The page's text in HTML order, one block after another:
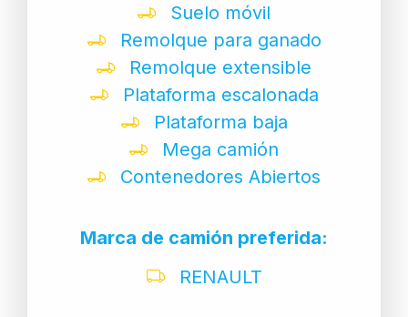
Suelo móvil
Remolque para ganado
Remolque extensible
Plataforma escalonada
Plataforma baja
Mega camión
Contenedores Abiertos
Marca de camión preferida:
RENAULT